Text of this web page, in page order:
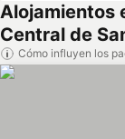
Alojamientos
Central de
Cómo influyen los